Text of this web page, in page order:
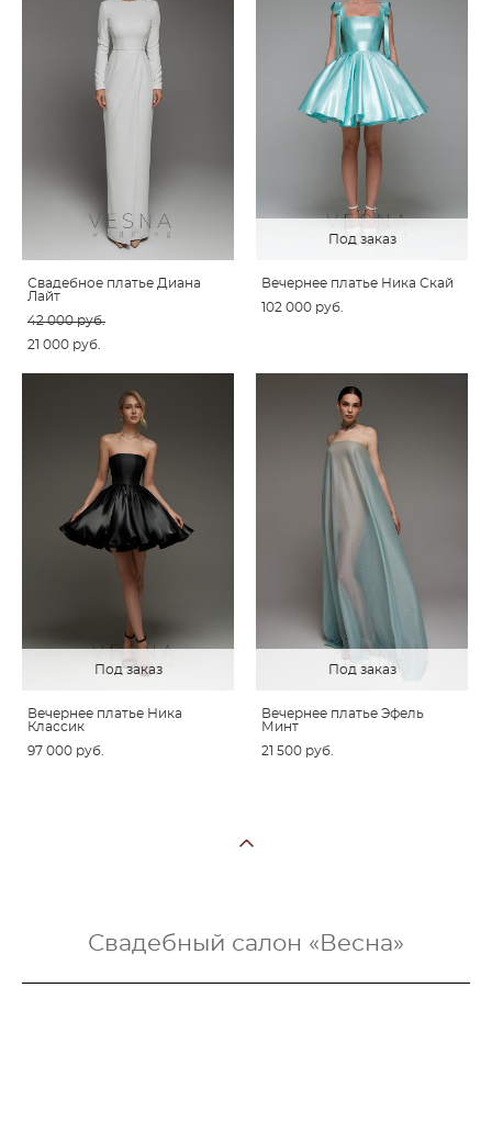
Свадебное платье Диана
Лайт
42 000 pуб.
21 000 pуб.
Под заказ
Вечернее платье Ника Скай
102 000 pуб.
Под заказ
Вечернее платье Ника
Классик
97 000 pуб.
Под заказ
Вечернее платье Эфель
Минт
21 500 pуб.
Свадебный салон «Весна»